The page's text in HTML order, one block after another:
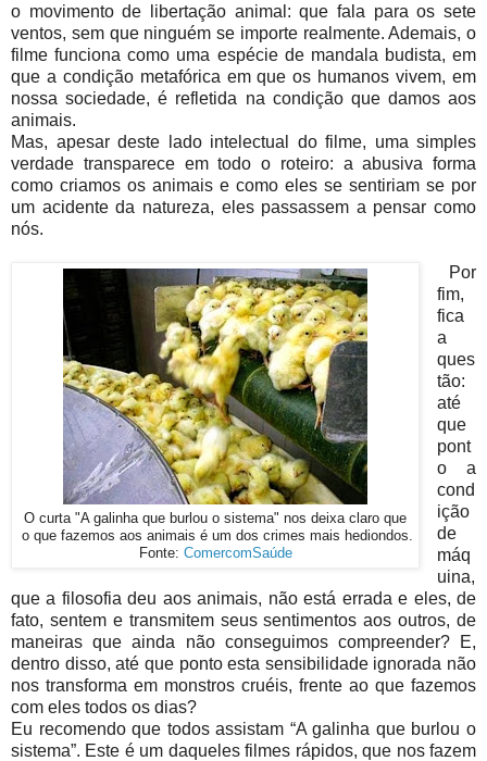
o movimento de libertação animal: que fala para os sete
ventos, sem que ninguém se importe realmente. Ademais, o
filme funciona como uma espécie de mandala budista, em
que a condição metafórica em que os humanos vivem, em
nossa sociedade, é refletida na condição que damos aos
animais.
Mas, apesar deste lado intelectual do filme, uma simples
verdade transparece em todo o roteiro: a abusiva forma
como criamos os animais e como eles se sentiriam se por
um acidente da natureza, eles passassem a pensar como
nós.
O curta "A galinha que burlou o sistema" nos deixa claro que
o que fazemos aos animais é um dos crimes mais hediondos.
Fonte: ComercomSaúde
Por
fim,
fica
a
ques
tão:
até
que
pont
o a
cond
ição
de
máq
uina,
que a filosofia deu aos animais, não está errada e eles, de
fato, sentem e transmitem seus sentimentos aos outros, de
maneiras que ainda não conseguimos compreender? E,
dentro disso, até que ponto esta sensibilidade ignorada não
nos transforma em monstros cruéis, frente ao que fazemos
com eles todos os dias?
Eu recomendo que todos assistam “A galinha que burlou o
sistema”. Este é um daqueles filmes rápidos, que nos fazem